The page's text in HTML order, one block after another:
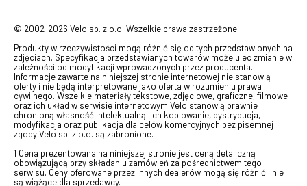
© 2002-2026 Velo sp. z o.o. Wszelkie prawa zastrzeżone
Produkty w rzeczywistości mogą różnić się od tych przedstawionych na
zdjęciach. Specyfikacja przedstawianych towarów może ulec zmianie w
zależności od modyfikacji wprowadzonych przez producenta.
Informacje zawarte na niniejszej stronie internetowej nie stanowią
oferty i nie będą interpretowane jako oferta w rozumieniu prawa
cywilnego. Wszelkie materiały tekstowe, zdjęciowe, graficzne, filmowe
oraz ich układ w serwisie internetowym Velo stanowią prawnie
chronioną własność intelektualną. Ich kopiowanie, dystrybucja,
modyfikacja oraz publikacja dla celów komercyjnych bez pisemnej
zgody Velo sp. z o.o. są zabronione.
1 Cena prezentowana na niniejszej stronie jest ceną detaliczną
obowiązującą przy składaniu zamówień za pośrednictwem tego
serwisu. Ceny oferowane przez innych dealerów mogą się różnić i nie
są wiążące dla sprzedawcy.